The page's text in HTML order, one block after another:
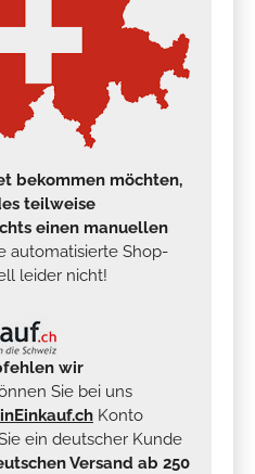
bekommen möchten,
teilweise
einen manuellen
automatisierte Shop-
leider nicht!
wir
Sie bei uns
Konto
ein deutscher Kunde
Versand ab 250